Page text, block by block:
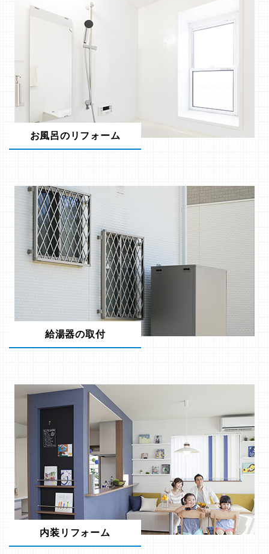
お風呂のリフォーム
給湯器の取付
内装リフォーム